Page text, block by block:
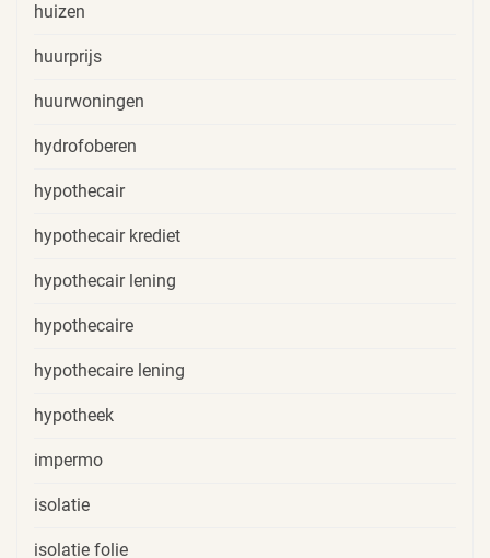
huizen
huurprijs
huurwoningen
hydrofoberen
hypothecair
hypothecair krediet
hypothecair lening
hypothecaire
hypothecaire lening
hypotheek
impermo
isolatie
isolatie folie